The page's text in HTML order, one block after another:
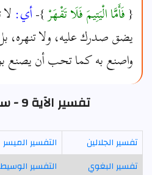
{فَأَمَّا الْيَتِيمَ فَلَا تَقْهَرْ}-أي:
يضق صدرك عليه، ولا تنهره،
واصنع به كما تحب أن يصنع
تفسير الآية 9 - سورة الضحى
تفسير الجلالين التفسير الميسر
تفسير البغوي
التفسير الوسيط